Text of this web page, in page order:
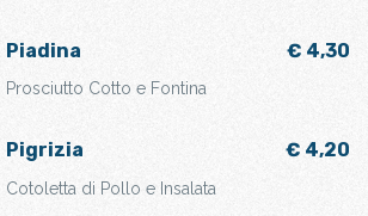
Piadina € 4,30
Prosciutto Cotto e Fontina
Pigrizia € 4,20
Cotoletta di Pollo e Insalata